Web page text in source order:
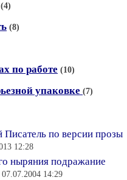
(4)
(8)
по работе (10)
упаковке (7)
по версии прозы
12:28
ныряния подражание
14:29